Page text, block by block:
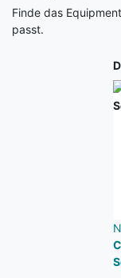
Finde das
passt.